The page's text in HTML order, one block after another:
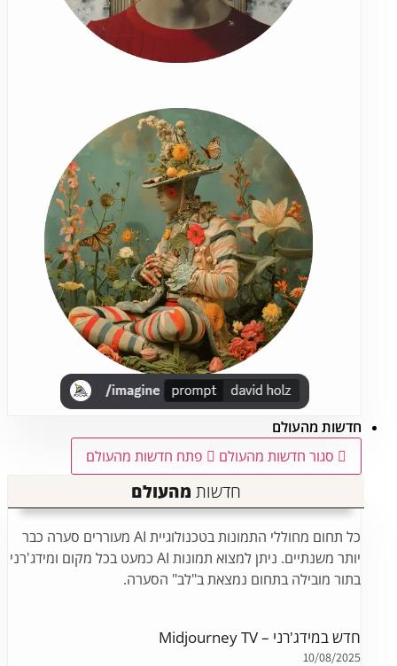
חדשות מהעולם
סגור חדשות מהעולם
פתח חדשות מהעולם
חדשותמהעולם
כל תחום מחוללי התמונות בטכנולוגיית AI מעוררים סערה כבר
יותר משנתיים. ניתן למצוא תמונות AI כמעט בכל מקום ומידג'רני
בתור מובילה בתחום נמצאת ב"לב" הסערה.
חדש במידג'רני – Midjourney TV
10/08/2025